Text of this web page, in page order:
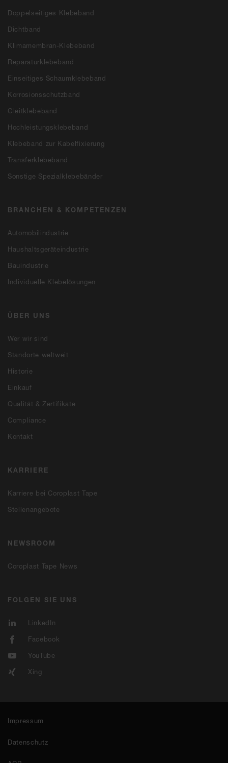
Doppelseitiges Klebeband
Dichtband
Klimamembran-Klebeband
Reparaturklebeband
Einseitiges Schaumklebeband
Korrosionsschutzband
Gleitklebeband
Hochleistungsklebeband
Klebeband zur Kabelfixierung
Transferklebeband
Sonstige Spezialklebebänder
BRANCHEN & KOMPETENZEN
Automobilindustrie
Haushaltsgeräteindustrie
Bauindustrie
Individuelle Klebelösungen
ÜBER UNS
Wer wir sind
Standorte weltweit
Historie
Einkauf
Qualität & Zertifikate
Compliance
Kontakt
KARRIERE
Karriere bei Coroplast Tape
Stellenangebote
NEWSROOM
Coroplast Tape News
FOLGEN SIE UNS
LinkedIn
Facebook
YouTube
Xing
Impressum
Datenschutz